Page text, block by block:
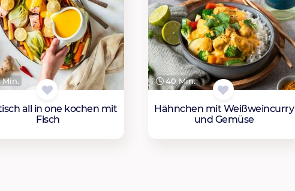
all in one kochen mit
Fisch
40 Min.
Hähnchen mit Weißweincurry
und Gemüse